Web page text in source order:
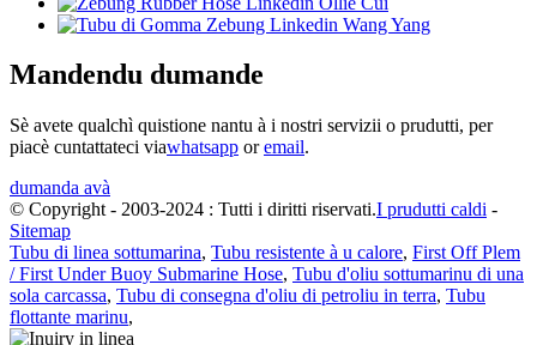
Mandendu dumande
Sè avete qualchì quistione nantu à i nostri servizii o prudutti, per
piacè cuntattateci viawhatsapp oremail.
dumanda avà
© Copyright - 2003-2024 : Tutti i diritti riservati.I prudutti caldi -
Sitemap
Tubu di linea sottumarina, Tubu resistente à u calore, First Off Plem
/ First Under Buoy Submarine Hose, Tubu d'oliu sottumarinu di una
sola carcassa, Tubu di consegna d'oliu di petroliu in terra, Tubu
flottante marinu,